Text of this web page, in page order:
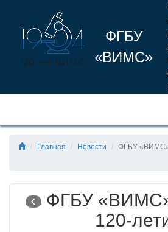
ФГБУ
«ВИМС»
Главная Новости ФГБУ «ВИМС»
ФГБУ «ВИМС»
120-